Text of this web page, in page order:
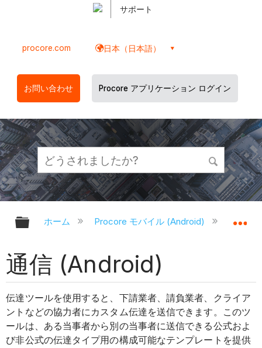
サポート
procore.com 日本（日本語）
お問い合わせ Procore アプリケーション ログイン
グローバル階層を展開/折りたたむ
ホーム Procore モバイル (Android)
通信 (Android)
伝達ツールを使用すると、下請業者、請負業者、クライア
ントなどの協力者にカスタム伝達を送信できます。このツ
ールは、ある当事者から別の当事者に送信できる公式およ
び非公式の伝達タイプ用の構成可能なテンプレートを提供